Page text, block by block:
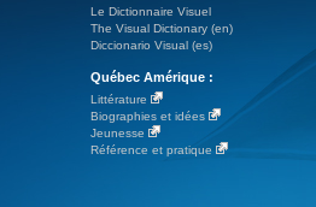
Le Dictionnaire Visuel
The Visual Dictionary (en)
Diccionario Visual (es)
Québec Amérique :
Littérature
Biographies et idées
Jeunesse
Référence et pratique